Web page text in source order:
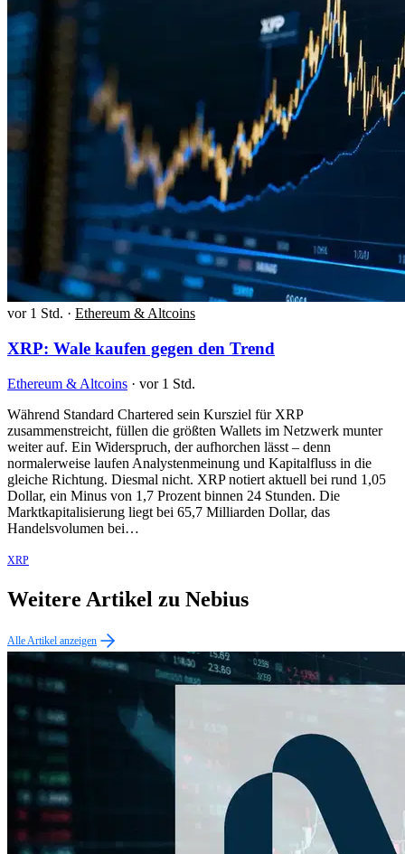
vor 1 Std. · Ethereum & Altcoins
XRP: Wale kaufen gegen den Trend
Ethereum & Altcoins · vor 1 Std.
Während Standard Chartered sein Kursziel für XRP
zusammenstreicht, füllen die größten Wallets im Netzwerk munter
weiter auf. Ein Widerspruch, der aufhorchen lässt – denn
normalerweise laufen Analystenmeinung und Kapitalfluss in die
gleiche Richtung. Diesmal nicht. XRP notiert aktuell bei rund 1,05
Dollar, ein Minus von 1,7 Prozent binnen 24 Stunden. Die
Marktkapitalisierung liegt bei 65,7 Milliarden Dollar, das
Handelsvolumen bei…
XRP
Weitere Artikel zu Nebius
Alle Artikel anzeigen